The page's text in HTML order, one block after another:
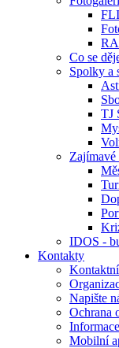
Co se
Spolky a
TJ
IDOS -
Kontakty
Napište
Ochrana
Mobilní